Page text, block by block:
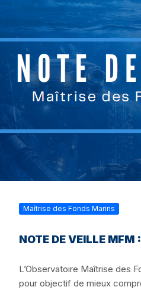
Maîtrise des Fonds Marins
NOTE DE VEILLE
L’Observatoire Maîtrise des
pour objectif de mieux